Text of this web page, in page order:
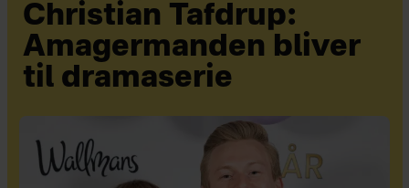
Christian Tafdrup:
Amagermanden bliver
til dramaserie